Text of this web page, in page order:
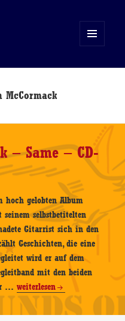
WIDGETS
McCormack
– Same – CD-
hoch gelobten Album
selbstbetitelten
Gitarrist sich in den
Geschichten, die eine
wird er auf dem
mit den beiden
…Eamonn
McCormack
–
weiterlesen